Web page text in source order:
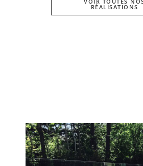
RÉALISATIONS